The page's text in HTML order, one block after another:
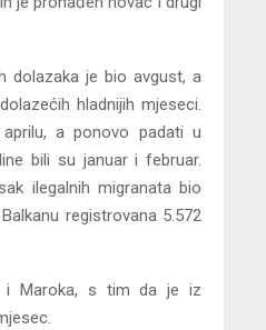
dolazaka je bio avgust, a
hladnijih mjeseci.
a ponovo padati u
bili su januar i februar.
ilegalnih migranata bio
registrovana 5.572
i Maroka, s tim da je iz